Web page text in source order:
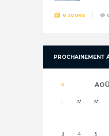
6 JOURS
PROCHAINEMENT
L M M